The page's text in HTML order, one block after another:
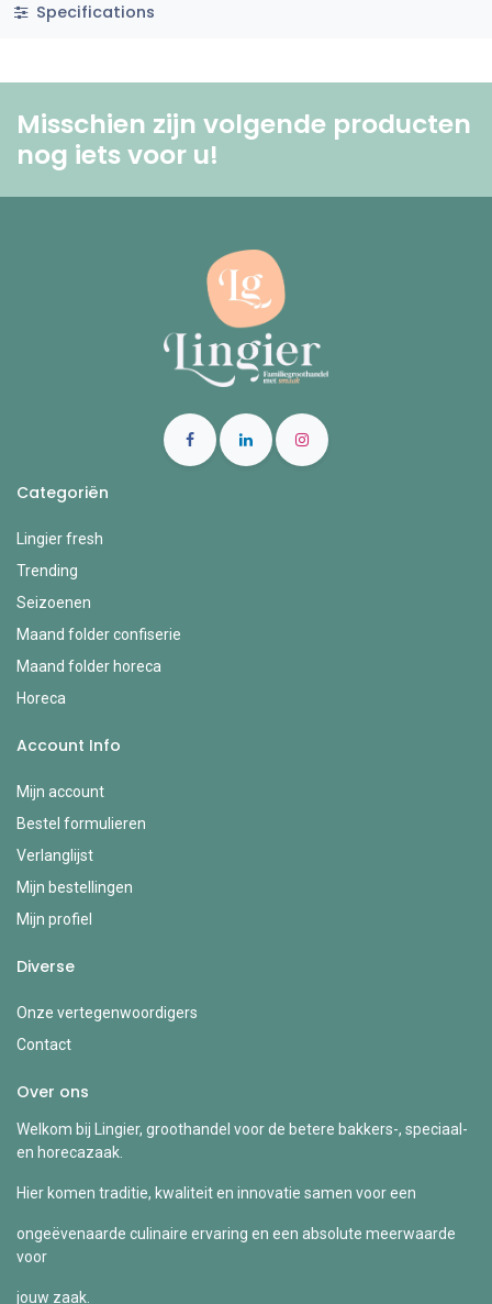
Specifications
Misschien zijn volgende producten
nog iets voor u! ​
Categoriën
Lingier fresh
Trending
Seizoenen
Maand folder confiserie
Maand folder horeca
Horeca
Account Info
Mijn account
Bestel formulieren
Verlanglijst
Mijn bestellingen
Mijn profiel
Diverse
Onze vertegenwoordigers
Contact
Over ons
Welkom bij Lingier, groothandel voor de betere bakkers-, speciaal-
en horecazaak.
Hier komen traditie, kwaliteit en innovatie samen voor een
ongeëvenaarde culinaire ervaring en een absolute meerwaarde
voor
jouw zaak.